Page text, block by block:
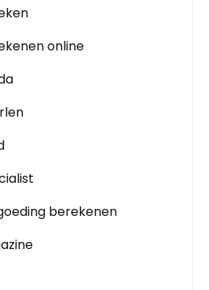
online
berekenen